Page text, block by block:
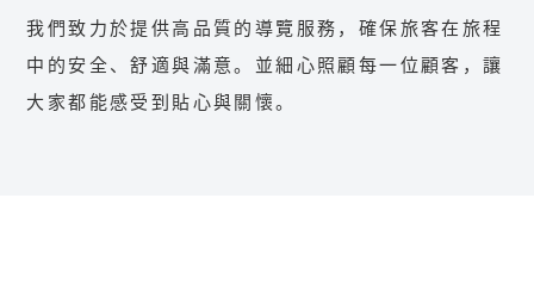
我們致力於提供高品質的導覽服務，確保旅客在旅程
中的安全、舒適與滿意。並細心照顧每一位顧客，讓
大家都能感受到貼心與關懷。